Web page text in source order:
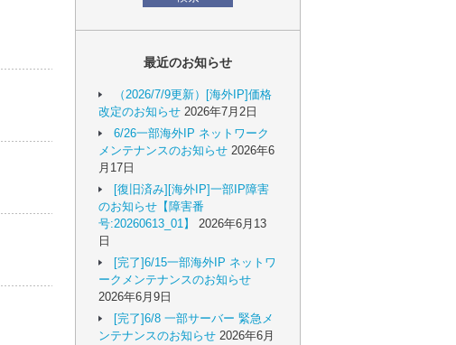
最近のお知らせ
（2026/7/9更新）[海外IP]価格
改定のお知らせ 2026年7月2日
6/26一部海外IP ネットワーク
メンテナンスのお知らせ 2026年6
月17日
[復旧済み][海外IP]一部IP障害
のお知らせ【障害番
号:20260613_01】
2026年6月13
日
[完了]6/15一部海外IP ネットワ
ークメンテナンスのお知らせ
2026年6月9日
[完了]6/8 一部サーバー 緊急メ
ンテナンスのお知らせ 2026年6月